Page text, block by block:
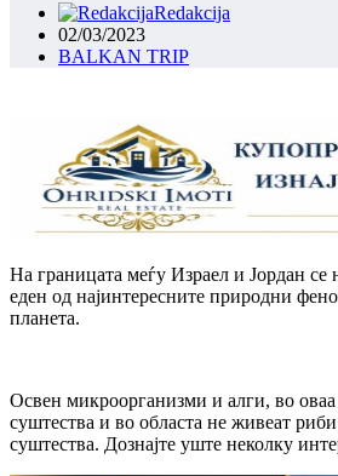
Redakcija
02/03/2023
BALKAN TRIP
На границата меѓу Израел и Јордан
еден од најинтересните природни
планета.
Освен микроорганизми и алги, во
суштества и во областа не живеат
суштества. Дознајте уште неколку